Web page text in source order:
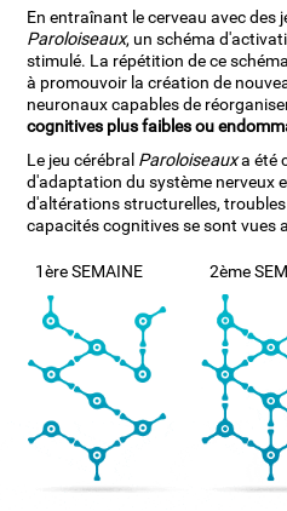
En entraînant le cerveau avec des
Paroloiseaux, un schéma
stimulé. La répétition de ce
à promouvoir la création de
neuronaux capables de
cognitives plus faibles ou
Le jeu cérébral Paroloiseauxa été
d'adaptation du système nerveux
d'altérations structurelles,
capacités cognitives se sont vues
1ère SEMAINE 2ème